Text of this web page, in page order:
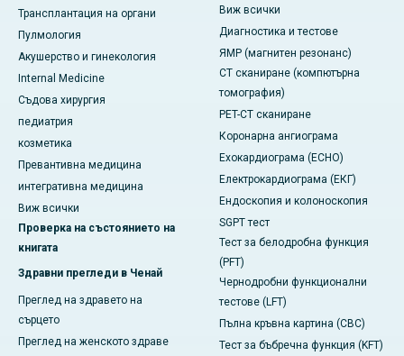
Трансплантация на органи
Пулмология
Акушерство и гинекология
Internal Medicine
Съдова хирургия
педиатрия
козметика
Превантивна медицина
интегративна медицина
Виж всички
Проверка на състоянието на
книгата
Здравни прегледи в Ченай
Преглед на здравето на
сърцето
Преглед на женското здраве
Виж всички
Диагностика и тестове
ЯМР (магнитен резонанс)
CT сканиране (компютърна
томография)
PET-CT сканиране
Коронарна ангиограма
Ехокардиограма (ECHO)
Електрокардиограма (ЕКГ)
Ендоскопия и колоноскопия
SGPT тест
Тест за белодробна функция
(PFT)
Чернодробни функционални
тестове (LFT)
Пълна кръвна картина (CBC)
Тест за бъбречна функция (KFT)